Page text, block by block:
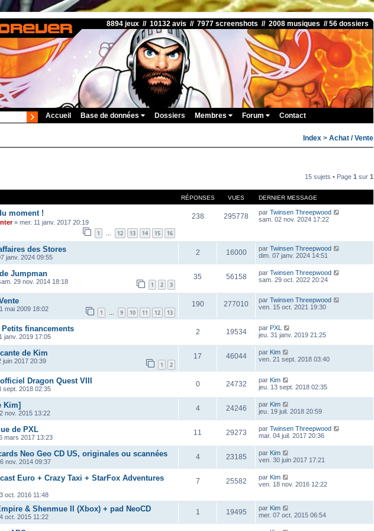
8894 jeux // 10132 avis // 7977 screenshots // 2008 musiques // 56 dossiers
Accueil Base de données Dossiers Membres Forum Contact
Index > Achat / Vente
15 sujets • Page 1 sur 1
RÉPONSES VUES DERNIER MESSAGE
moment !
» mer. 11 janv. 2017 20:19
1 … 12 13 14 15 16
238 295778 par Twinsen Threepwood
sam. 02 nov. 2024 17:22
des Stores
janv. 2024 09:55
2 16000 par Twinsen Threepwood
dim. 07 janv. 2024 14:51
Jumpman
29 nov. 2014 18:18 1 2 3
35 56158 par Twinsen Threepwood
sam. 29 oct. 2022 20:24
mai 2009 18:02 1 … 9 10 11 12 13
190 277010 par Twinsen Threepwood
ven. 15 oct. 2021 19:30
financements
janv. 2019 17:05
2 19534 par PXL
jeu. 31 janv. 2019 21:25
de Kim
juin 2017 20:39 1 2
17 46044 par Kim
ven. 21 sept. 2018 03:40
Dragon Quest VIII
sept. 2018 02:35
0 24732 par Kim
jeu. 13 sept. 2018 02:35
Kim]
nov. 2015 13:22
4 24246 par Kim
jeu. 19 juil. 2018 20:59
de PXL
mars 2017 13:23
11 29273 par Twinsen Threepwood
mar. 04 juil. 2017 20:36
Neo Geo CD US, originales ou scannées
nov. 2014 09:37
4 23185 par Kim
ven. 30 juin 2017 17:21
Euro + Crazy Taxi + StarFox Adventures
oct. 2016 11:48
7 25582 par Kim
ven. 18 nov. 2016 12:22
& Shenmue II (Xbox) + pad NeoCD
oct. 2015 11:22
1 19495 par Kim
mer. 07 oct. 2015 06:54